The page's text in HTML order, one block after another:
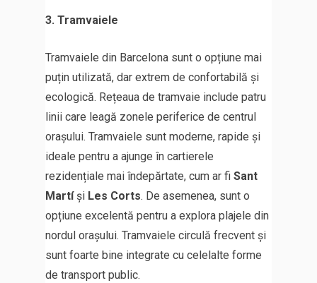
3. Tramvaiele
Tramvaiele din Barcelona sunt o opțiune mai
puțin utilizată, dar extrem de confortabilă și
ecologică. Rețeaua de tramvaie include patru
linii care leagă zonele periferice de centrul
orașului. Tramvaiele sunt moderne, rapide și
ideale pentru a ajunge în cartierele
rezidențiale mai îndepărtate, cum ar fi Sant
Martíși Les Corts. De asemenea, sunt o
opțiune excelentă pentru a explora plajele din
nordul orașului. Tramvaiele circulă frecvent și
sunt foarte bine integrate cu celelalte forme
de transport public.